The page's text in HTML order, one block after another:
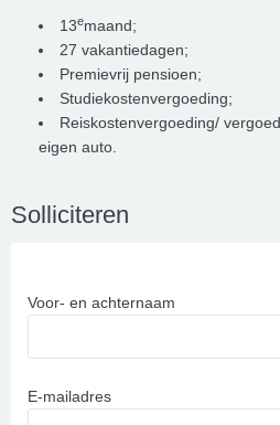
13emaand;
27 vakantiedagen;
Premievrij pensioen;
Studiekostenvergoeding;
Reiskostenvergoeding/
eigen auto.
Solliciteren
Voor- en achternaam
E-mailadres